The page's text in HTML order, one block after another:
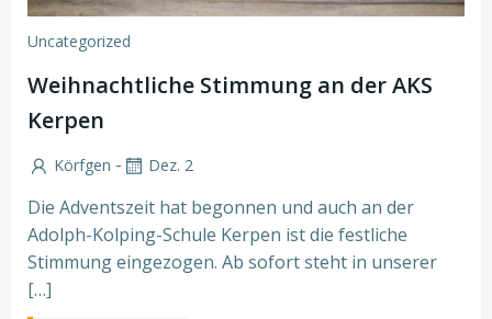
Uncategorized
Weihnachtliche Stimmung an der AKS
Kerpen
Körfgen - Dez. 2
Die Adventszeit hat begonnen und auch an der
Adolph-Kolping-Schule Kerpen ist die festliche
Stimmung eingezogen. Ab sofort steht in unserer
[…]